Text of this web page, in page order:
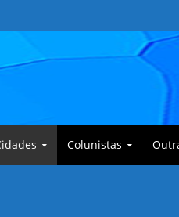
Colunistas